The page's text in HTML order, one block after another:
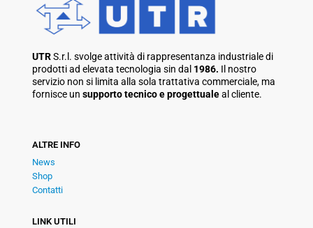
UTRS.r.l. svolge attività di rappresentanza industriale di
prodotti ad elevata tecnologia sin dal 1986. Il nostro
servizio non si limita alla sola trattativa commerciale, ma
fornisce un supporto tecnico e progettualeal cliente.
ALTRE INFO
News
Shop
Contatti
LINK UTILI